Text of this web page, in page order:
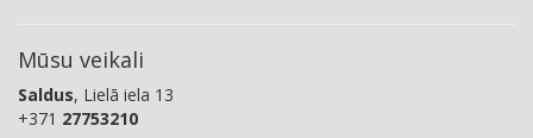
Mūsu veikali
Saldus, Lielā iela 13
+371 27753210